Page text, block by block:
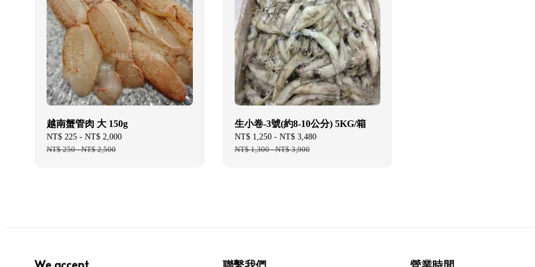
越南蟹管肉 大 150g
Sale
price
NT$ 225 - NT$ 2,000
NT$ 250-NT$ 2,500
生小卷-3號(約8-10公分) 5KG/箱
Sale
price
NT$ 1,250- NT$ 3,480
NT$ 1,300-NT$ 3,900